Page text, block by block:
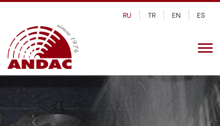
RU TR EN ES